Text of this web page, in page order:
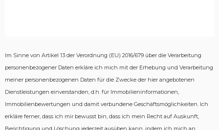
Im Sinne von Artikel 13 der Verordnung (EU) 2016/679 über die Verarbeitung
personenbezogener Daten erkläre ich mich mit der Erhebung und Verarbeitung
meiner personenbezogenen Daten für die Zwecke der hier angebotenen
Dienstleistungen einverstanden, d.h. für Immobilieninformationen,
Immobilienbewertungen und damit verbundene Geschäftsmöglichkeiten. Ich
erkläre ferner, dass ich mir bewusst bin, dass ich mein Recht auf Auskunft,
Berichtigung und Löschung jederzeit ausüben kann, indem ich mich an